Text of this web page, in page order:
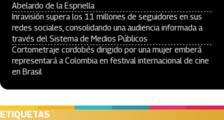
Abelardo de la Espriella
Inravisión supera los 11 millones de seguidores en sus
redes sociales, consolidando una audiencia informada a
través del Sistema de Medios Públicos
Cortometraje cordobés dirigido por una mujer emberá
representará a Colombia en festival internacional de cine
en Brasil
ETIQUETAS